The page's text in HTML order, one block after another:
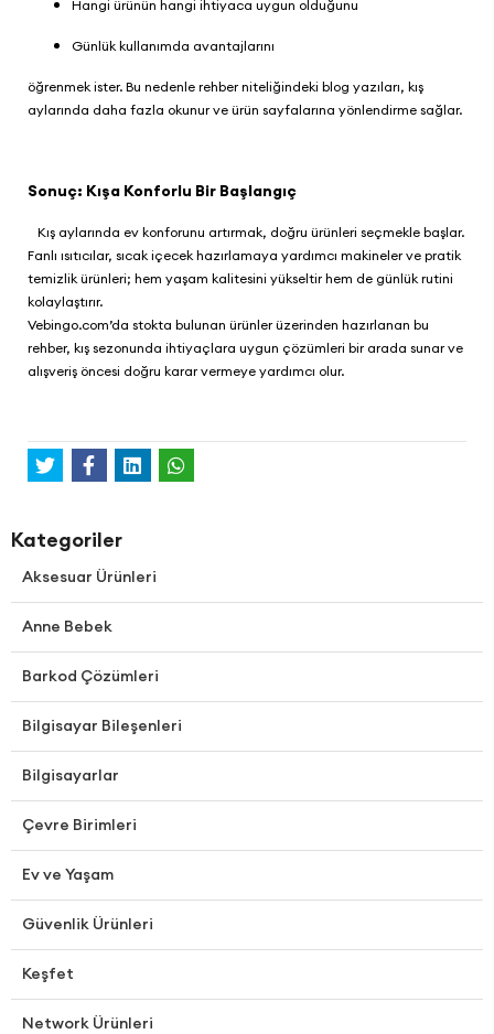
Hangi ürünün hangi ihtiyaca uygun olduğunu
Günlük kullanımda avantajlarını
öğrenmek ister. Bu nedenle rehber niteliğindeki blog yazıları, kış
aylarında daha fazla okunur ve ürün sayfalarına yönlendirme sağlar.
Sonuç: Kışa Konforlu Bir Başlangıç
Kış aylarında ev konforunu artırmak, doğru ürünleri seçmekle başlar.
Fanlı ısıtıcılar, sıcak içecek hazırlamaya yardımcı makineler ve pratik
temizlik ürünleri; hem yaşam kalitesini yükseltir hem de günlük rutini
kolaylaştırır.
Vebingo.com’da stokta bulunan ürünler üzerinden hazırlanan bu
rehber, kış sezonunda ihtiyaçlara uygun çözümleri bir arada sunar ve
alışveriş öncesi doğru karar vermeye yardımcı olur.
Kategoriler
Aksesuar Ürünleri
Anne Bebek
Barkod Çözümleri
Bilgisayar Bileşenleri
Bilgisayarlar
Çevre Birimleri
Ev ve Yaşam
Güvenlik Ürünleri
Keşfet
Network Ürünleri